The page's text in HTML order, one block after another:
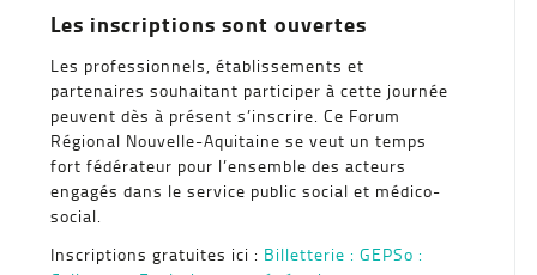
Les inscriptions sont ouvertes
Les professionnels, établissements et
partenaires souhaitant participer à cette journée
peuvent dès à présent s’inscrire. Ce Forum
Régional Nouvelle-Aquitaine se veut un temps
fort fédérateur pour l’ensemble des acteurs
engagés dans le service public social et médico-
social.
Inscriptions gratuites ici : Billetterie : GEPSo :